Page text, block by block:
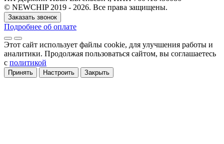
© NEWCHIP 2019 - 2026. Все права защищены.
Заказать звонок
Подробнее об оплате
Этот сайт использует файлы cookie, для улучшения работы и
аналитики. Продолжая пользоваться сайтом, вы соглашаетесь
с политикой
Принять Настроить Закрыть